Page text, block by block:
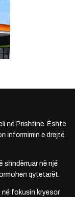
në Prishtinë. Është
informimin e drejtë
shndërruar në një
qytetarët.
në fokusin kryesor